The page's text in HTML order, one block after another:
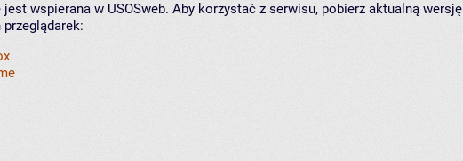
jest wspierana w USOSweb. Aby korzystać z serwisu, pobierz aktualną wersję